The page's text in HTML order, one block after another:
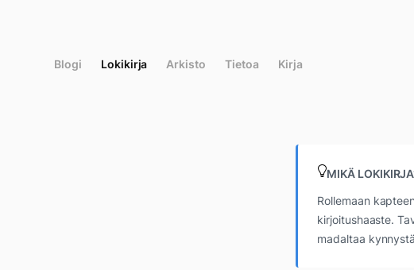
Blogi Lokikirja Arkisto Tietoa Kirja
MIKÄ
Rollemaan
kirjoitushaaste.
madaltaa